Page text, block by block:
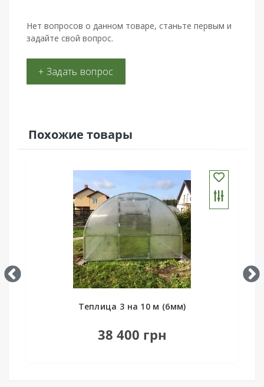
Нет вопросов о данном товаре, станьте первым и
задайте свой вопрос.
+ Задать вопрос
Похожие товары
Теплица 3 на 10 м (6мм)
38 400 грн